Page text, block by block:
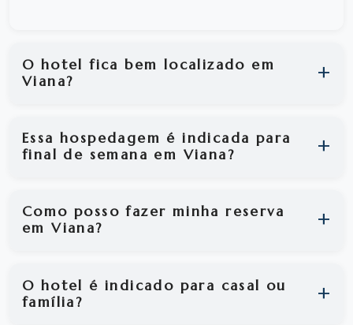
O hotel fica bem localizado em
Viana?
Essa hospedagem é indicada para
final de semana em Viana?
Como posso fazer minha reserva
em Viana?
O hotel é indicado para casal ou
família?